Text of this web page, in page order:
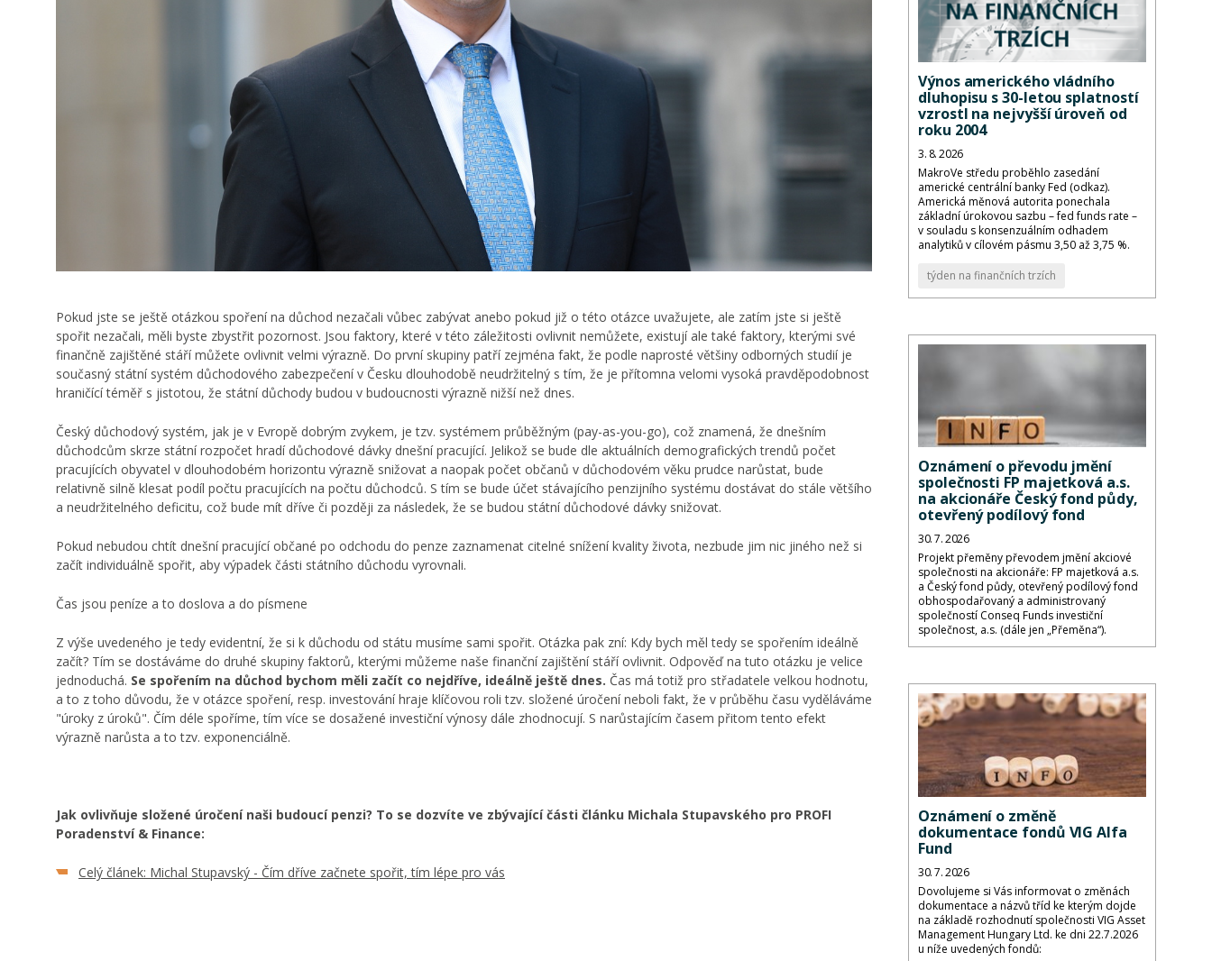
Pokud jste se ještě otázkou spoření na důchod nezačali vůbec zabývat anebo pokud již o této otázce uvažujete, ale zatím jste si ještě
spořit nezačali, měli byste zbystřit pozornost. Jsou faktory, které v této záležitosti ovlivnit nemůžete, existují ale také faktory, kterými své
finančně zajištěné stáří můžete ovlivnit velmi výrazně. Do první skupiny patří zejména fakt, že podle naprosté většiny odborných studií je
současný státní systém důchodového zabezpečení v Česku dlouhodobě neudržitelný s tím, že je přítomna velomi vysoká pravděpodobnost
hraničící téměř s jistotou, že státní důchody budou v budoucnosti výrazně nižší než dnes.
Český důchodový systém, jak je v Evropě dobrým zvykem, je tzv. systémem průběžným (pay-as-you-go), což znamená, že dnešním
důchodcům skrze státní rozpočet hradí důchodové dávky dnešní pracující. Jelikož se bude dle aktuálních demografických trendů počet
pracujících obyvatel v dlouhodobém horizontu výrazně snižovat a naopak počet občanů v důchodovém věku prudce narůstat, bude
relativně silně klesat podíl počtu pracujících na počtu důchodců. S tím se bude účet stávajícího penzijního systému dostávat do stále většího
a neudržitelného deficitu, což bude mít dříve či později za následek, že se budou státní důchodové dávky snižovat.
Pokud nebudou chtít dnešní pracující občané po odchodu do penze zaznamenat citelné snížení kvality života, nezbude jim nic jiného než si
začít individuálně spořit, aby výpadek části státního důchodu vyrovnali.
Čas jsou peníze a to doslova a do písmene
Z výše uvedeného je tedy evidentní, že si k důchodu od státu musíme sami spořit. Otázka pak zní: Kdy bych měl tedy se spořením ideálně
začít? Tím se dostáváme do druhé skupiny faktorů, kterými můžeme naše finanční zajištění stáří ovlivnit. Odpověď na tuto otázku je velice
jednoduchá. Se spořením na důchod bychom měli začít co nejdříve, ideálně ještě dnes. Čas má totiž pro střadatele velkou hodnotu,
a to z toho důvodu, že v otázce spoření, resp. investování hraje klíčovou roli tzv. složené úročení neboli fakt, že v průběhu času vyděláváme
"úroky z úroků". Čím déle spoříme, tím více se dosažené investiční výnosy dále zhodnocují. S narůstajícím časem přitom tento efekt
výrazně narůsta a to tzv. exponenciálně.
Jak ovlivňuje složené úročení naši budoucí penzi? To se dozvíte ve zbývající části článku Michala Stupavského pro PROFI
Poradenství & Finance:
Celý článek: Michal Stupavský - Čím dříve začnete spořit, tím lépe pro vás
Výnos amerického vládního
dluhopisu s 30-letou splatností
vzrostl na nejvyšší úroveň od
roku 2004
3. 8. 2026
MakroVe středu proběhlo zasedání
americké centrální banky Fed (odkaz).
Americká měnová autorita ponechala
základní úrokovou sazbu – fed funds rate –
v souladu s konsenzuálním odhadem
analytiků v cílovém pásmu 3,50 až 3,75 %.
týden na finančních trzích
Oznámení o převodu jmění
společnosti FP majetková a.s.
na akcionáře Český fond půdy,
otevřený podílový fond
30. 7. 2026
Projekt přeměny převodem jmění akciové
společnosti na akcionáře: FP majetková a.s.
a Český fond půdy, otevřený podílový fond
obhospodařovaný a administrovaný
společností Conseq Funds investiční
společnost, a.s. (dále jen „Přeměna“).
Oznámení o změně
dokumentace fondů VIG Alfa
Fund
30. 7. 2026
Dovolujeme si Vás informovat o změnách
dokumentace a názvů tříd ke kterým dojde
na základě rozhodnutí společnosti VIG Asset
Management Hungary Ltd. ke dni 22.7.2026
u níže uvedených fondů: